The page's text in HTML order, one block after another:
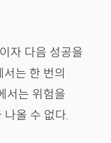
자 다음 성공을
는 한 번의
서는 위험을
올 수 없다.